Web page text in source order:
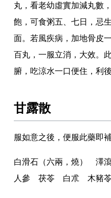
丸 ，看老幼虛實加減丸數 ，
飽 ，可食粥五 、七日 ， 忌
面。 若風疾病 ， 加地骨皮
百丸 ，一服立消 ， 大效。
腑 ， 吃涼水一口便住 ，利
甘露散
服如意之後 ，便服此藥即
白滑石（六兩 ，燒） 澤
人參 茯苓 白朮 木豬苓